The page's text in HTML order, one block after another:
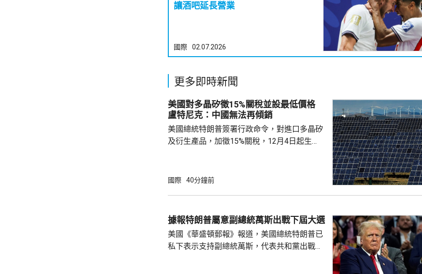
讓酒吧延長營業
國際 02.07.2026
更多即時新聞
美國對多晶矽徵15%關稅並設最低價格
盧特尼克：中國無法再傾銷
美國總統特朗普簽署行政命令，對進口多晶矽
及衍生產品，加徵15%關稅，12月4日起生
產品設定最低價格，其中多晶矽每公斤21美
商務部制定計劃，若企業承諾在美國建設、翻
新或擴建多晶矽、晶圓或太陽能電池等生產設
施，並在2029年1月20日前...
國際 40分鐘前
據報特朗普屬意副總統萬斯出戰下屆大選
美國《華盛頓郵報》報道，美國總統特朗普已
私下表示支持副總統萬斯，代表共和黨出戰